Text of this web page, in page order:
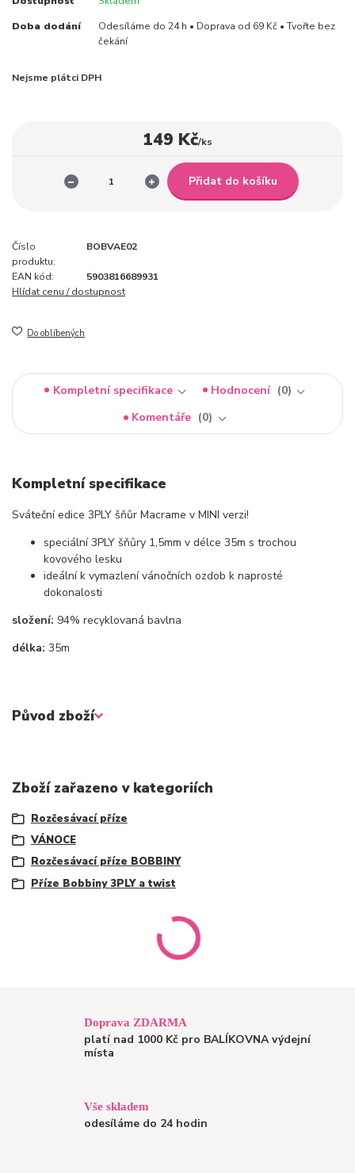
Doba dodání
Odesíláme do 24 h • Doprava od 69 Kč • Tvořte bez
čekání
Nejsme plátci DPH
149 Kč/ks
Přidat do košíku
Číslo
produktu:
BOBVAE02
EAN kód:
5903816689931
Hlídat cenu / dostupnost
Do oblíbených
Kompletní specifikace Hodnocení
0
Komentáře
0
Kompletní specifikace
Sváteční edice 3PLY šňůr Macrame v MINI verzi!
speciální 3PLY šňůry 1,5mm v délce 35m s trochou
kovového lesku
ideální k vymazlení vánočních ozdob k naprosté
dokonalosti
složení: 94% recyklovaná bavlna
délka: 35m
Původ zboží
Zboží zařazeno v kategoriích
Rozčesávací příze
VÁNOCE
Rozčesávací příze BOBBINY
Příze Bobbiny 3PLY a twist
Doprava ZDARMA
platí nad 1000 Kč pro BALÍKOVNA výdejní
místa
Vše skladem
odesíláme do 24 hodin